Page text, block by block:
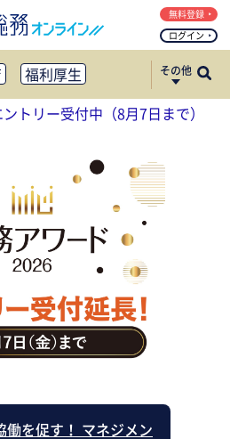
ログイン
無料登録
福利厚生
ョン活性化
・SDGs
削減
調査・レポート
その他
トリー受付中（8月7日まで）
働を促す！ マネジメン